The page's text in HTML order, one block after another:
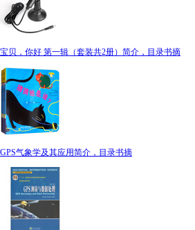
宝贝，你好 第一辑（套装共2册）简介，目录书摘
GPS气象学及其应用简介，目录书摘